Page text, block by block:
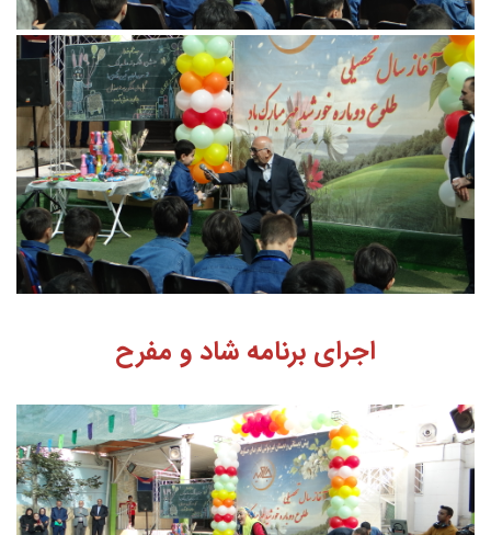
اجرای برنامه شاد و مفرح